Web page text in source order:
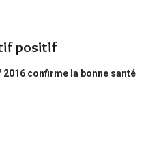
positif
confirme la bonne santé